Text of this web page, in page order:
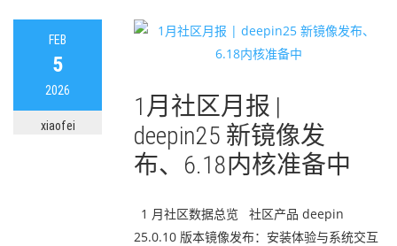
FEB
5
2026
xiaofei
1月社区月报 |
deepin25 新镜像发
布、6.18内核准备中
1 月社区数据总览 社区产品 deepin
25.0.10 版本镜像发布：安装体验与系统交互